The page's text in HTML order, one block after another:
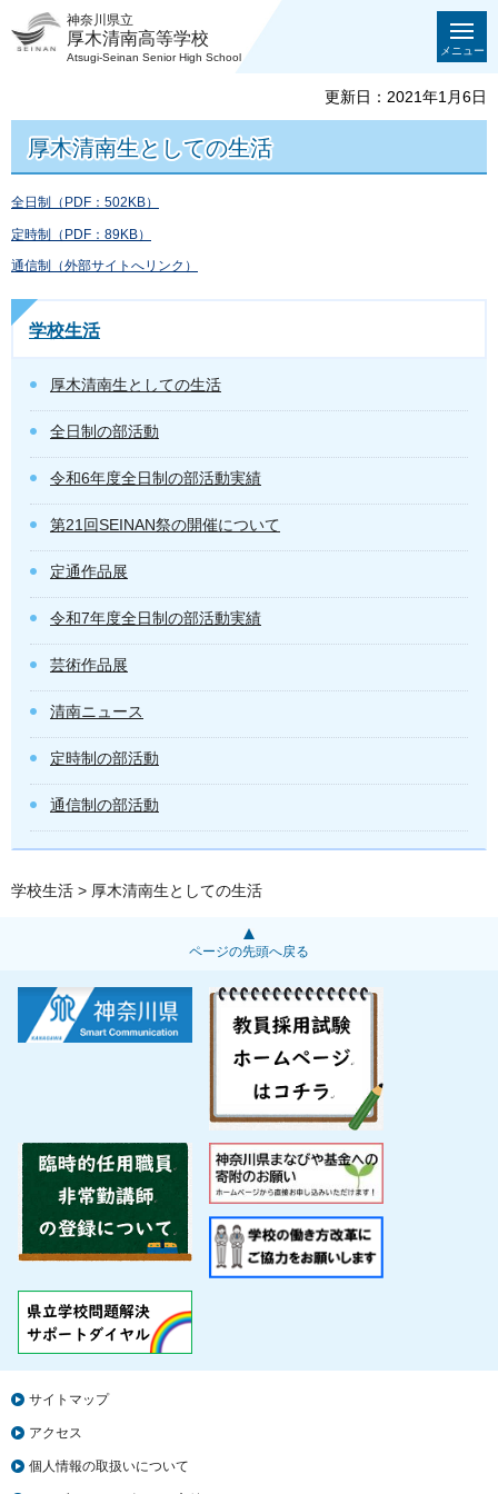
神奈川県立
厚木清南高等学校
Atsugi-Seinan Senior High School
メニュー
更新日：2021年1月6日
厚木清南生としての生活
全日制（PDF：502KB）
定時制（PDF：89KB）
通信制（外部サイトへリンク）
学校生活
厚木清南生としての生活
全日制の部活動
令和6年度全日制の部活動実績
第21回SEINAN祭の開催について
定通作品展
令和7年度全日制の部活動実績
芸術作品展
清南ニュース
定時制の部活動
通信制の部活動
学校生活 > 厚木清南生としての生活
ページの先頭へ戻る
サイトマップ
アクセス
個人情報の取扱いについて